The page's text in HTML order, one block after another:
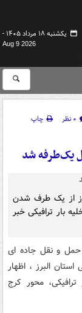
یکشنبه ۱۸ مرداد ۱۴۰۵ -
Aug 9 2026
۰ نظر
چاپ
یک‌طرفه شد
از یک طرف شدن
بار ترافیکی خبر
حمل و نقل جاده ای
البرز ، اظهار
محور کرج